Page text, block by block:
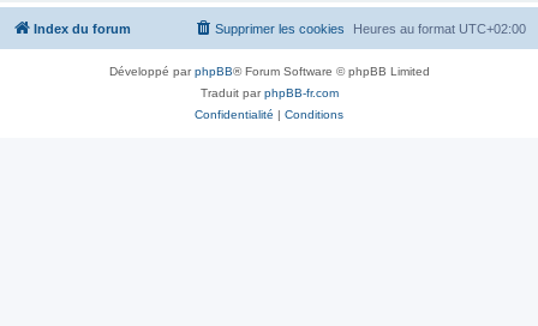
Index du forum Heures au format UTC+02:00
Supprimer les cookies
Développé parphpBB® Forum Software © phpBB Limited
Traduit parphpBB-fr.com
Confidentialité | Conditions